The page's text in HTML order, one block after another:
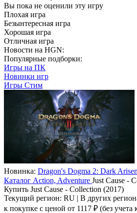
Вы пока не оценили эту игру
Плохая игра
Безынтересная игра
Хорошая игра
Отличная игра
Новости на HGN:
Популярные подборки:
Игры на ПК
Новинки игр
Игры Стим
Новинка: Dragon's Dogma 2: Dark
Каталог Action, Adventure Just Cause -
Купить Just Cause - Collection (2017)
Текущий регион: RU | В других
к покупке с ценой от 1117 ₽ (без учета